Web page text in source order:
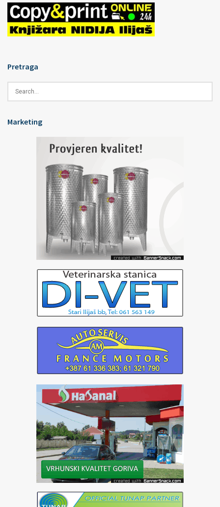
Pretraga
Marketing